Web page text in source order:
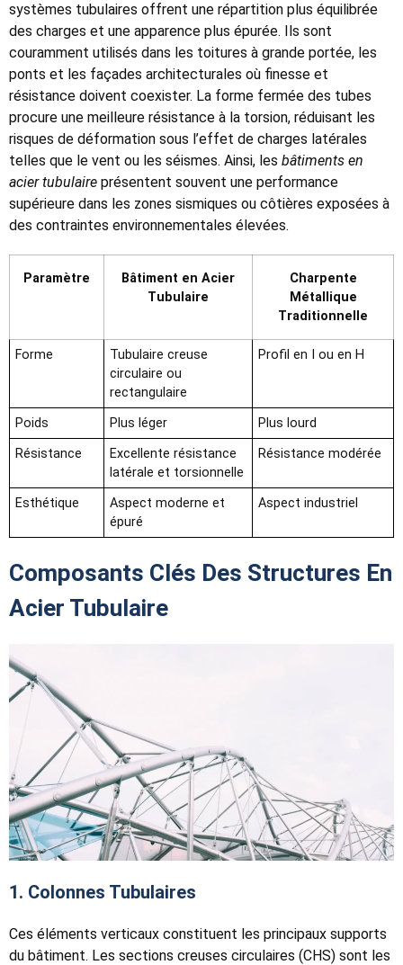
systèmes tubulaires offrent une répartition plus équilibrée
des charges et une apparence plus épurée. Ils sont
couramment utilisés dans les toitures à grande portée, les
ponts et les façades architecturales où finesse et
résistance doivent coexister. La forme fermée des tubes
procure une meilleure résistance à la torsion, réduisant les
risques de déformation sous l’effet de charges latérales
telles que le vent ou les séismes. Ainsi, les bâtiments en
acier tubulaire présentent souvent une performance
supérieure dans les zones sismiques ou côtières exposées à
des contraintes environnementales élevées.
Paramètre
Bâtiment en Acier
Tubulaire
Charpente
Métallique
Traditionnelle
Forme
Tubulaire creuse
circulaire ou
rectangulaire
Profil en I ou en H
Poids Plus léger
Plus lourd
Résistance
Excellente résistance
latérale et torsionnelle
Résistance modérée
Esthétique
Aspect moderne et
épuré
Aspect industriel
Composants Clés Des Structures En
Acier Tubulaire
1. Colonnes Tubulaires
Ces éléments verticaux constituent les principaux supports
du bâtiment. Les sections creuses circulaires (CHS) sont les